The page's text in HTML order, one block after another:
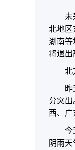
未
北地区
湖南等
将退出
北
昨
分突出
西、
今
阴雨